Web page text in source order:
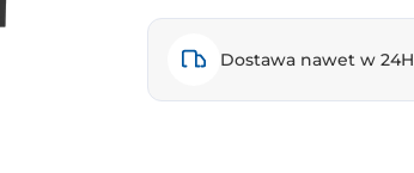
Dostawa nawet w 24H